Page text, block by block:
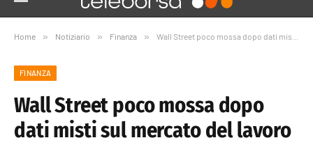
Home » Notiziario » Finanza » Wall Street poco mossa dopo dati misti sul mercato del lavoro
FINANZA
Wall Street poco mossa dopo
dati misti sul mercato del lavoro